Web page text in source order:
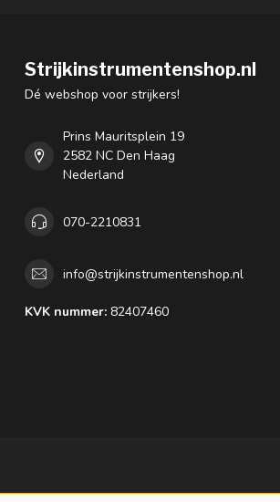
Strijkinstrumentenshop.nl
Dé webshop voor strijkers!
Prins Mauritsplein 19
2582 NC Den Haag
Nederland
070-2210831
info@strijkinstrumentenshop.nl
KVK nummer: 82407460